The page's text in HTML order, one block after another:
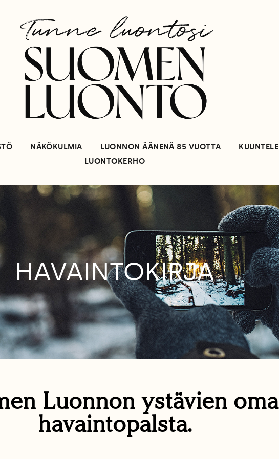
NÄKÖKULMIA LUONNON ÄÄNENÄ 85 VUOTTA KUUNTELE
LUONTOKERHO
HAVAINTOKIRJA
Luonnon ystävien oma
havaintopalsta.